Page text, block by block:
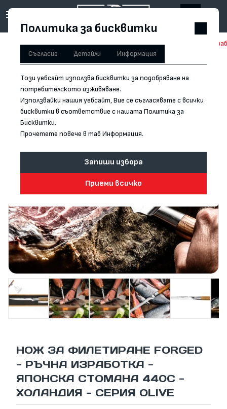
Начало / Ръчна изработка / Нож за филетиране Forged - Ръчна
НОЖ ЗА ФИЛЕТИРАНЕ FORGED
- РЪЧНА ИЗРАБОТКА -
ЯПОНСКА СТОМАНА 440С -
ХОЛАНДИЯ - СЕРИЯ OLIVE
Политика за бисквитки
Съгласие Детайли Информация
Този уебсайт използва бисквитки за подобряване на
потребителското изживяване.
Използвайки нашия уебсайт, Вие се съгласявате с всички
бисквитки в съответствие с нашата Политика за
Бисквитки.
Прочетете повече в таб Информация.
Запиши избора
Приеми всичко